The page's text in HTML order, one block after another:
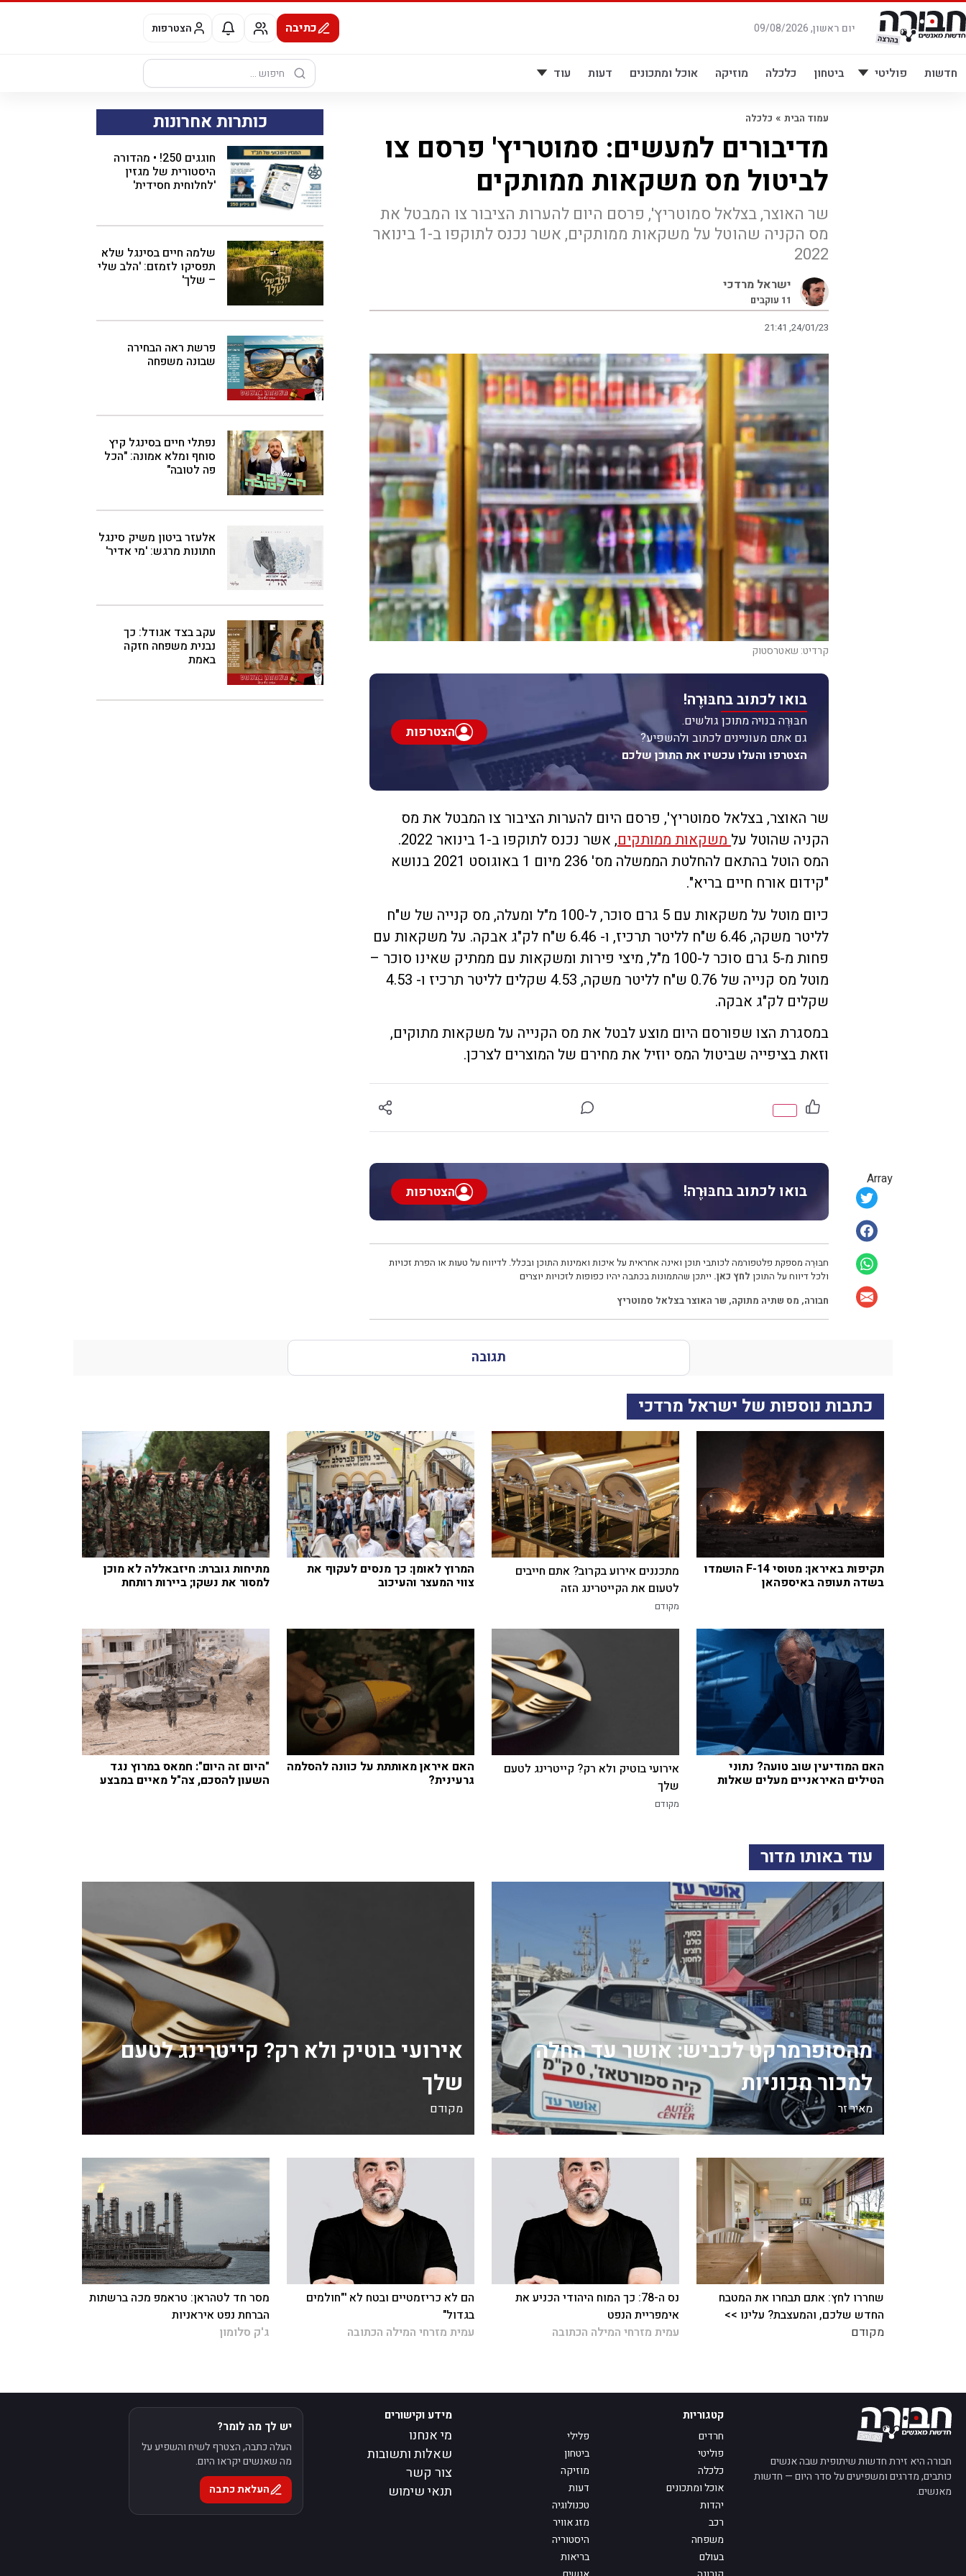
דלג
לתוכן
יום ראשון, 09/08/2026 כתיבה הצטרפות
חדשות פוליטי ביטחון כלכלה מוזיקה אוכל ומתכונים דעות עוד
חיפוש:
Array
עמוד הבית » כלכלה
מדיבורים למעשים: סמוטריץ' פרסם צו
לביטול מס משקאות ממותקים
שר האוצר, בצלאל סמוטריץ', פרסם היום להערות הציבור צו המבטל את
מס הקניה שהוטל על משקאות ממותקים, אשר נכנס לתוקפו ב-1 בינואר
2022
ישראל מרדכי
11 עוקבים
21:41 ,24/01/23
קרדיט: שאטרסטוק
בואו לכתוב בחבּוּרֶה!
חבּוּרֶה בנויה מתוכן גולשים.
גם אתם מעוניינים לכתוב ולהשפיע?
הצטרפו והעלו עכשיו את התוכן שלכם
הצטרפות
שר האוצר, בצלאל סמוטריץ', פרסם היום להערות הציבור צו המבטל את מס
הקניה שהוטל עלמשקאות ממותקים
, אשר נכנס לתוקפו ב-1 בינואר 2022.
המס הוטל בהתאם להחלטת הממשלה מס' 236 מיום 1 באוגוסט 2021 בנושא
"קידום אורח חיים בריא".
כיום מוטל על משקאות עם 5 גרם סוכר, ל-100 מ"ל ומעלה, מס קנייה של ש"ח
לליטר משקה, 6.46 ש"ח לליטר תרכיז, ו- 6.46 ש"ח לק"ג אבקה. על משקאות עם
פחות מ-5 גרם סוכר ל-100 מ"ל, מיצי פירות ומשקאות עם ממתיק שאינו סוכר –
מוטל מס קנייה של 0.76 ש"ח לליטר משקה, 4.53 שקלים לליטר תרכיז ו- 4.53
שקלים לק"ג אבקה.
במסגרת הצו שפורסם היום מוצע לבטל את מס הקנייה על משקאות מתוקים,
וזאת בציפייה שביטול המס יוזיל את מחירם של המוצרים לצרכן.
בואו לכתוב בחבּוּרֶה! הצטרפות
חבּוּרֶה מספקת פלטפורמה לכותבי תוכן ואינה אחראית על איכות ואמינות התוכן ובכלל. לדיווח על טעות או הפרת זכויות
ולכל דיווח על התוכן לחץ כאן. ייתכן שהתמונות בכתבה יהיו כפופות לזכויות יוצרים
חבורה, מס שתיה מתוקה, שר האוצר בצלאל סמוטריץ
כותרות אחרונות
חוגגים 250! • מהדורה
היסטורית של מגזין
'לחלוחית חסידית'
שלמה חיים בסינגל שלא
תפסיקו לזמזם: 'הלב שלי
– שלך'
פרשת ראה הבחירה
שבונה משפחה
נפתלי חיים בסינגל קיץ
סוחף ומלא אמונה: "הכל
פה לטובה"
אלעזר ביטון משיק סינגל
חתונות מרגש: 'מי אדיר'
עקב בצד אגודל: כך
נבנית משפחה חזקה
באמת
תגובה
כתבות נוספות של ישראל מרדכי
תקיפות באיראן: מטוסי F-14 הושמדו
בשדה תעופה באיספהאן
מתכננים אירוע בקרוב? אתם חייבים
לטעום את הקייטרינג הזה
מקודם
המרוץ לאומן: כך מנסים לעקוף את
צווי המעצר והעיכוב
מתיחות גוברת: חיזבאללה לא מוכן
למסור את נשקו; ביירות רותחת
האם המודיעין שוב טועה? נתוני
הטילים האיראניים מעלים שאלות
אירועי בוטיק ולא רק? קייטרינג לטעם
שלך
מקודם
האם איראן מאותתת על כוונה להסלמה
גרעינית?
"היום זה היום": חמאס במרוץ נגד
השעון להסכם, צה"ל מאיים במבצע
עוד באותו מדור
מהסופרמרקט לכביש: אושר עד החלה
למכור מכוניות
מאיר זר
אירועי בוטיק ולא רק? קייטרינג לטעם
שלך
מקודם
שחררו לחץ: אתם תבחרו את המטבח
החדש שלכם, והמעצבת? עלינו >>
מקודם
נס ה-78: כך המוח היהודי הכניע את
אימפריית הנפט
עמית מזרחי המילה הכתובה
הם לא כריזמטיים ובטח לא '"חולמים
בגדול"
עמית מזרחי המילה הכתובה
מסר חד לטהראן: טראמפ מכה ברשתות
הברחת נפט איראניות
ג'ק סלומון
חבורה היא זירת חדשות שיתופית שבה אנשים
כותבים, מדרגים ומשפיעים על סדר היום — חדשות
מאנשים.
קטגוריות
חרדים
פלילי
פוליטי
ביטחון
כלכלה
מוזיקה
אוכל ומתכונים
דעות
יהדות
טכנולוגיה
רכב
מזג אוויר
משפחה
היסטוריה
בעולם
בריאות
מידע וקישורים
מי אנחנו
שאלות ותשובות
צור קשר
תנאי שימוש
יש לך מה לומר?
העלה כתבה, הצטרף לשיח והשפיע על
מה שאנשים יקראו היום.
העלאת כתבה